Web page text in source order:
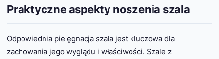
Praktyczne aspekty noszenia szala
Odpowiednia pielęgnacja szala jest kluczowa dla
zachowania jego wyglądu i właściwości. Szale z